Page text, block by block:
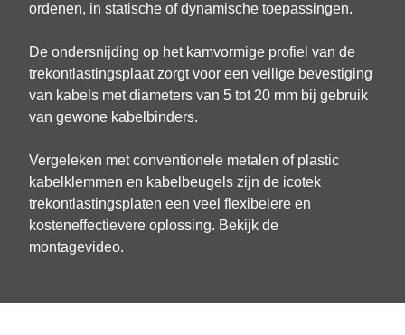
ordenen, in statische of dynamische toepassingen.
De ondersnijding op het kamvormige profiel van de
trekontlastingsplaat zorgt voor een veilige bevestiging
van kabels met diameters van 5 tot 20 mm bij gebruik
van gewone kabelbinders.
Vergeleken met conventionele metalen of plastic
kabelklemmen en kabelbeugels zijn de icotek
trekontlastingsplaten een veel flexibelere en
kosteneffectievere oplossing. Bekijk de
montagevideo.